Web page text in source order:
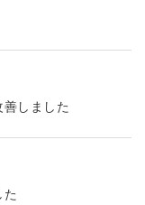
しました